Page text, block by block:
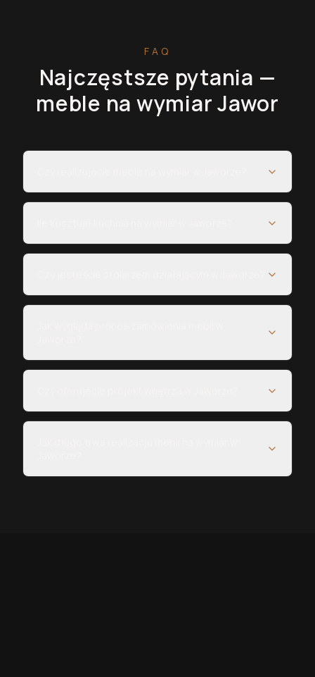
FAQ
Najczęstsze pytania —
meble na wymiarJawor